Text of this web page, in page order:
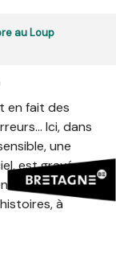
et-Vilaine et
au Loup
en fait des
Ici, dans
une
est gravée
percer les
à